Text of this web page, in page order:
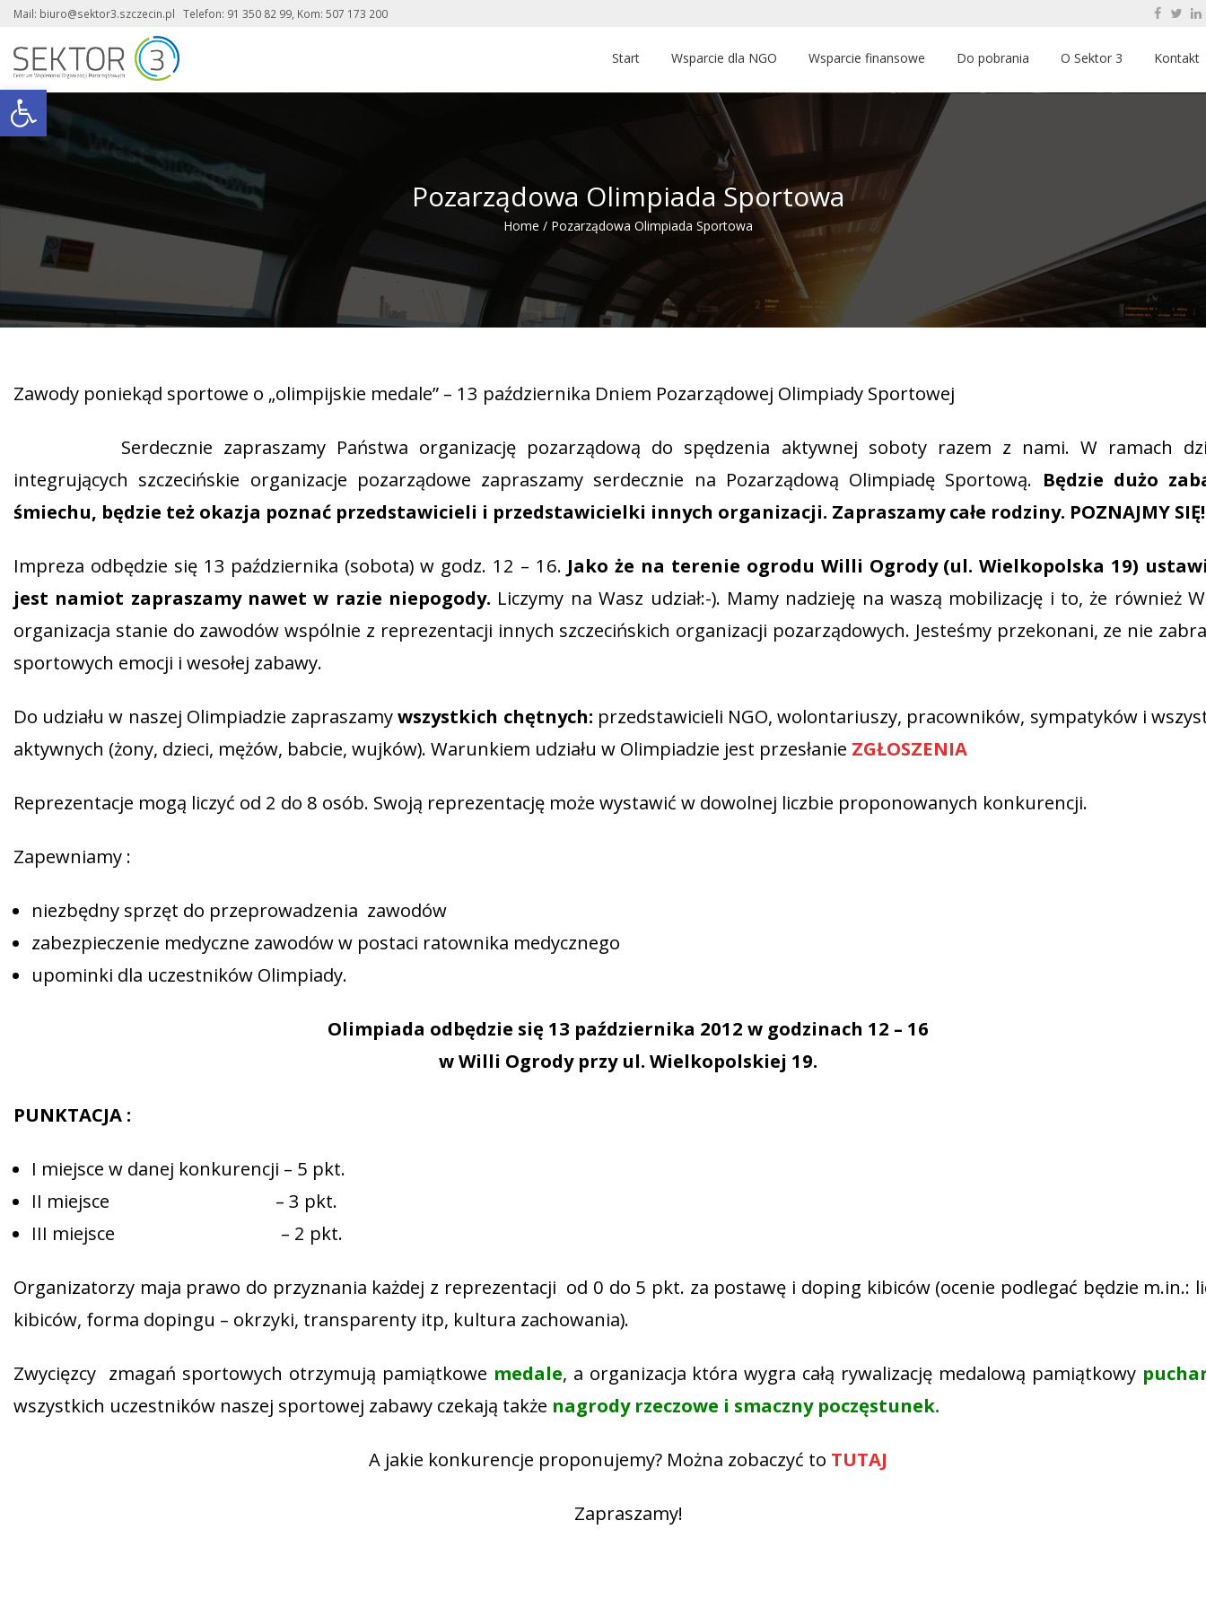
Otwórz pasek narzędzi
Mail: biuro@sektor3.szczecin.pl Telefon: 91 350 82 99, Kom: 507 173 200
Start Wsparcie dla NGO Wsparcie finansowe Do pobrania O Sektor 3 Kontakt
Pozarządowa Olimpiada Sportowa
Home / Pozarządowa Olimpiada Sportowa
Zawody poniekąd sportowe o „olimpijskie medale” – 13 października Dniem Pozarządowej Olimpiady Sportowej
Serdecznie zapraszamy Państwa organizację pozarządową do spędzenia aktywnej soboty razem z nami. W ramach
integrujących szczecińskie organizacje pozarządowe zapraszamy serdecznie na Pozarządową Olimpiadę Sportową. Będzie dużo
śmiechu, będzie też okazja poznać przedstawicieli i przedstawicielki innych organizacji. Zapraszamy całe rodziny. POZNAJMY SIĘ!
Impreza odbędzie się 13 października (sobota) w godz. 12 – 16. Jako że na terenie ogrodu Willi Ogrody (ul. Wielkopolska 19)
jest namiot zapraszamy nawet w razie niepogody. Liczymy na Wasz udział:-). Mamy nadzieję na waszą mobilizację i to, że również
organizacja stanie do zawodów wspólnie z reprezentacji innych szczecińskich organizacji pozarządowych. Jesteśmy przekonani, ze nie
sportowych emocji i wesołej zabawy.
Do udziału w naszej Olimpiadzie zapraszamywszystkich chętnych: przedstawicieli NGO, wolontariuszy, pracowników, sympatyków i
aktywnych (żony, dzieci, mężów, babcie, wujków). Warunkiem udziału w Olimpiadzie jest przesłanie ZGŁOSZENIA
Reprezentacje mogą liczyć od 2 do 8 osób. Swoją reprezentację może wystawić w dowolnej liczbie proponowanych konkurencji.
Zapewniamy :
niezbędny sprzęt do przeprowadzenia zawodów
zabezpieczenie medyczne zawodów w postaci ratownika medycznego
upominki dla uczestników Olimpiady.
Olimpiada odbędzie się 13 października 2012 w godzinach 12 – 16
w Willi Ogrody przy ul. Wielkopolskiej 19.
PUNKTACJA :
I miejsce w danej konkurencji – 5 pkt.
II miejsce – 3 pkt.
III miejsce – 2 pkt.
Organizatorzy maja prawo do przyznania każdej z reprezentacji od 0 do 5 pkt. za postawę i doping kibiców (ocenie podlegać będzie m.in.:
kibiców, forma dopingu – okrzyki, transparenty itp, kultura zachowania).
Zwycięzcy zmagań sportowych otrzymują pamiątkowe medale, a organizacja która wygra całą rywalizację medalową pamiątkowy
wszystkich uczestników naszej sportowej zabawy czekają także nagrody rzeczowe i smaczny poczęstunek.
A jakie konkurencje proponujemy? Można zobaczyć to TUTAJ
Zapraszamy!